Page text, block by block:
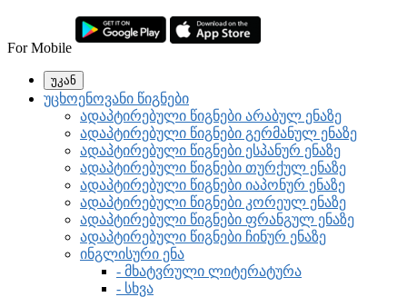
For Mobile
უკან
უცხოენოვანი წიგნები
ადაპტირებული წიგნები არაბულ ენაზე
ადაპტირებული წიგნები გერმანულ ენაზე
ადაპტირებული წიგნები ესპანურ ენაზე
ადაპტირებული წიგნები თურქულ ენაზე
ადაპტირებული წიგნები იაპონურ ენაზე
ადაპტირებული წიგნები კორეულ ენაზე
ადაპტირებული წიგნები ფრანგულ ენაზე
ადაპტირებული წიგნები ჩინურ ენაზე
ინგლისური ენა
- მხატვრული ლიტერატურა
- სხვა